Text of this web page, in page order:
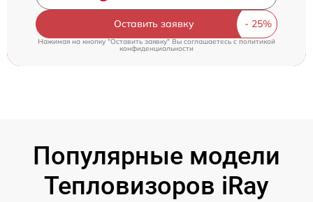
Оставить заявку
Нажимая на кнопку "Оставить заявку" Вы соглашаетесь cполитикой
конфиденциальности
Популярные модели
Тепловизоров iRay